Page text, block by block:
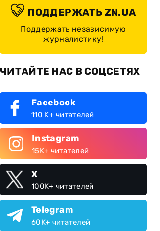
ПОДДЕРЖАТЬ ZN.UA
Поддержать независимую
журналистику!
ЧИТАЙТЕ НАС В СОЦСЕТЯХ
Facebook
110 K+ читателей
Instagram
15K+ читателей
X
100K+ читателей
Telegram
60K+ читателей